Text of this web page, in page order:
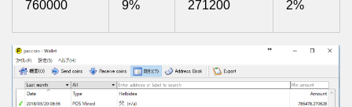
760000
9%
271200
2%